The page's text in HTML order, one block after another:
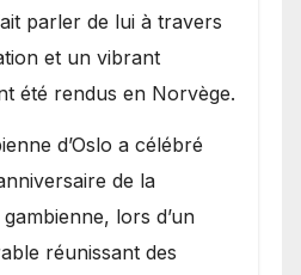
parler de lui à travers
et un vibrant
été rendus en Norvège.
d’Oslo a célébré
de la
lors d’un
réunissant des